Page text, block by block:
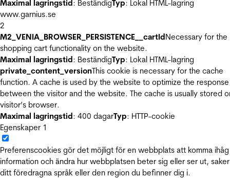
Maximal lagringstid: BeständigTyp: Lokal HTML-lagring
www.garnius.se
2
M2_VENIA_BROWSER_PERSISTENCE__cartIdNecessary for the
shopping cart functionality on the website.
Maximal lagringstid: BeständigTyp: Lokal HTML-lagring
private_content_versionThis cookie is necessary for the cache
function. A cache is used by the website to optimize the
between the visitor and the website. The cache is usually stored
visitor’s browser.
Maximal lagringstid: 400 dagarTyp: HTTP-cookie
Egenskaper 1
Preferenscookies gör det möjligt för en webbplats att komma ihåg
information och ändra hur webbplatsen beter sig eller ser ut,
ditt föredragna språk eller den region du befinner dig i.